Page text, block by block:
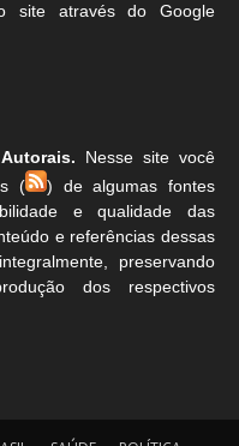
site através do Google
Nesse site você
(
) de algumas fontes
e qualidade das
e referências dessas
preservando
dos respectivos